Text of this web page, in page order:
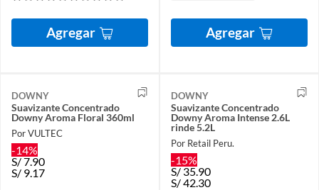
Agregar Agregar
DOWNY
Suavizante Concentrado
Downy Aroma Floral 360ml
Por VULTEC
-14%
S/7.90
S/ 9.17
DOWNY
Suavizante Concentrado
Downy Aroma Intense 2.6L
rinde 5.2L
Por Retail Peru.
-15%
S/35.90
S/42.30